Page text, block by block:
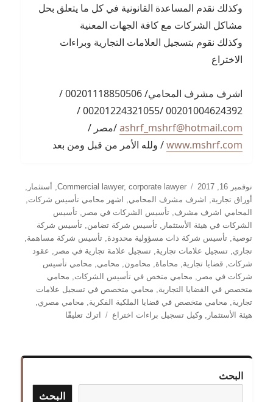
وكذلك نقدم المساعدة القانونية في كل ما يتعلق بحل
مشاكل الشركات مع كافة الجهات المعنية
وكذلك نقوم بتسجيل العلامات التجارية وبراءات
الاختراع
اشرف مشرف المحامي/ 00201118850506 /
00201004624392 /00201224321055 /
ashrf_mshrf@hotmail.com/مصر /
www.mshrf.com/ ولله الأمر من قبل ومن بعد
نُشرت
في
نوفمبر 16, 2017 التصنيفات Commercial lawyer, corporate lawyer أستثمار
أوراق تجارية
اشرف مشرف المحامي اشهر محامي تأسيس شركات
المحامي اشرف مشرف ,تأسيس الشركات في مصر ,تأسيس
الشركات في هيئة الأستثمار
,تأسيس شركة تضامن ,تأسيس شركة
توصية ,تأسيس شركة ذات مسؤولية محدودة ,تأسيس شركة مساهمة
تجاري ,تسجيل علامات تجارية ,تسجيل علامة تجارية في مصر
عقود
شركات ,قضايا تجارية محاماة محامون محامي
محامي تأسيس
شركات في مصر
محامي متخص في تأسيس الشركات
محامي
متخصص في القضايا التجارية
محامي متخصص في تسجيل علامات
تجارية
محامي متخصص في قضايا الملكية الفكرية محامي مصري
هيئة الأستثمار
,وكيل تسجيل براءات اختراع اترك تعليقًا
البحث
البحث